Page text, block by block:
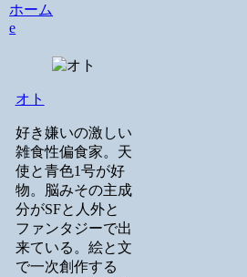
ホーム
e
オト
好き嫌いの激しい
雑食性偏食家。天
使と青色1号が好
物。脳みその主成
分がSFと人外と
ファンタジーで出
来ている。絵と文
で一次創作する